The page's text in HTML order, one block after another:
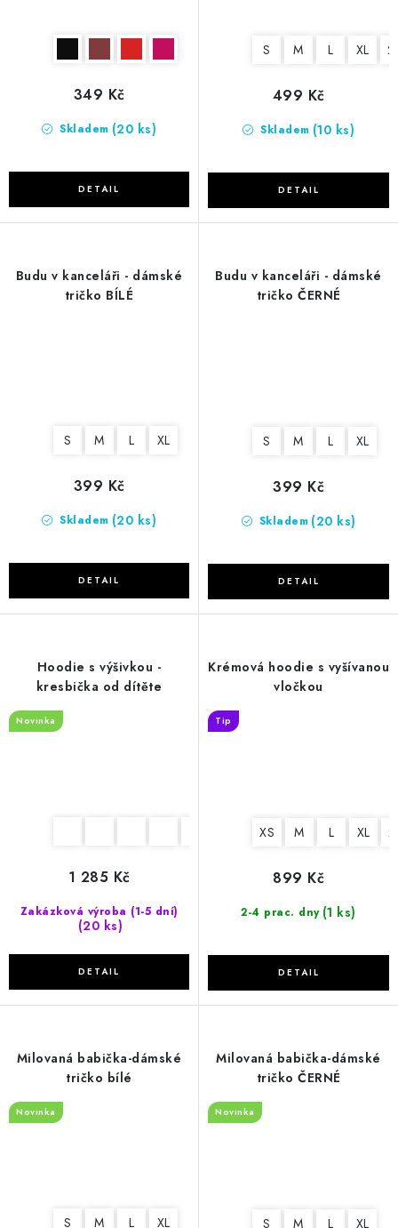
Skladem (20 ks)
349 Kč
S M L XL
Skladem (10 ks)
499 Kč
Budu v kanceláři - dámské
tričko BÍLÉ
S M L XL
Skladem (20 ks)
399 Kč
Budu v kanceláři - dámské
tričko ČERNÉ
S M L XL
Skladem (20 ks)
399 Kč
Hoodie s výšivkou -
kresbička od dítěte
Novinka
Zakázková výroba (1-5 dní)
(20 ks)
1 285 Kč
Krémová hoodie s vyšívanou
vločkou
Tip
XS M L XL
2-4 prac. dny (1 ks)
899 Kč
Milovaná babička-dámské
tričko bílé
Novinka
S M L XL
Milovaná babička-dámské
tričko ČERNÉ
Novinka
S M L XL